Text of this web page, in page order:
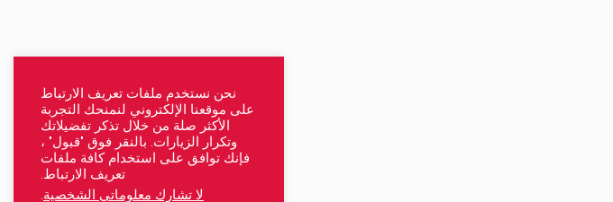
نحن نستخدم ملفات تعريف الارتباط
على موقعنا الإلكتروني لنمنحك التجربة
الأكثر صلة من خلال تذكر تفضيلاتك
وتكرار الزيارات. بالنقر فوق "قبول" ،
فإنك توافق على استخدام كافة ملفات
تعريف الارتباط.
لا تشارك معلوماتي الشخصية